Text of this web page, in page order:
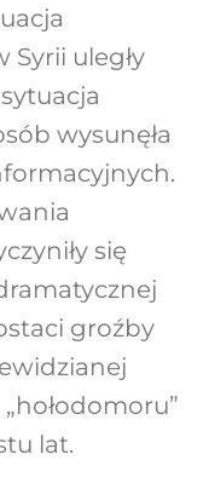
Syrii uległy
wysunęła
się
groźby
lat.